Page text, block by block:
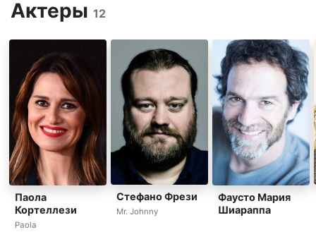
Актеры 12
Паола
Кортеллези
Paola
Стефано Фрези
Mr. Johnny
Фаусто Мария
Шиараппа